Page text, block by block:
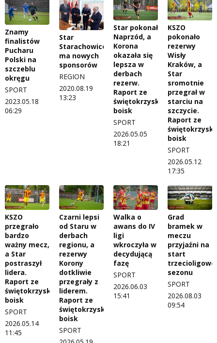
Znamy
finalistów
Pucharu
Polski na
szczeblu
okręgu
SPORT
2023.05.18
06:29
Star
Starachowice
ma nowych
sponsorów
REGION
2020.08.19
13:23
Star pokonał
Naprzód, a
Korona
okazała się
lepsza w
derbach
rezerw.
Raport ze
świętokrzyskich
boisk
SPORT
2026.05.05
18:21
KSZO
pokonało
rezerwy
Wisły
Kraków, a
Star
sromotnie
przegrał w
starciu na
szczycie.
Raport ze
boisk
SPORT
2026.05.12
17:35
KSZO
przegrało
bardzo
ważny mecz,
a Star
postraszył
lidera.
Raport ze
świętokrzyskich
boisk
SPORT
2026.05.14
11:45
Czarni lepsi
od Staru w
derbach
regionu, a
rezerwy
Korony
dotkliwie
przegrały z
liderem.
Raport ze
świętokrzyskich
boisk
SPORT
Walka o
awans do IV
ligi
wkroczyła w
decydującą
fazę
SPORT
2026.06.03
15:41
Grad
bramek w
meczu
przyjaźni na
start
sezonu
SPORT
2026.08.03
09:54